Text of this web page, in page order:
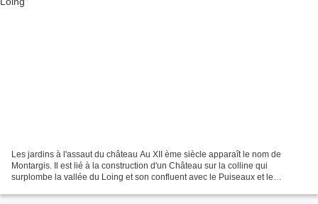
Les jardins à l'assaut du château Au XII ème siècle apparaît le nom de
Montargis. Il est lié à la construction d'un Château sur la colline qui
surplombe la vallée du Loing et son confluent avec le Puiseaux et le